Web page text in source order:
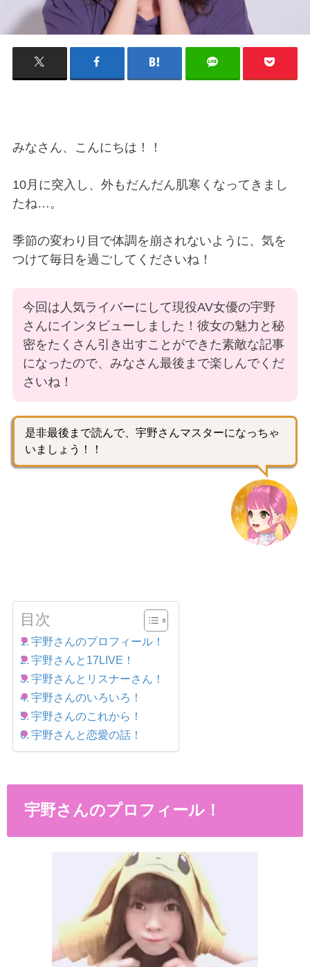
みなさん、こんにちは！！
10月に突入し、外もだんだん肌寒くなってきまし
たね…。
季節の変わり目で体調を崩されないように、気を
つけて毎日を過ごしてくださいね！
今回は人気ライバーにして現役AV女優の宇野
さんにインタビューしました！彼女の魅力と秘
密をたくさん引き出すことができた素敵な記事
になったので、みなさん最後まで楽しんでくだ
さいね！
是非最後まで読んで、宇野さんマスターになっちゃ
いましょう！！
目次
宇野さんのプロフィール！
宇野さんと17LIVE！
宇野さんとリスナーさん！
宇野さんのいろいろ！
宇野さんのこれから！
宇野さんと恋愛の話！
宇野さんのプロフィール！